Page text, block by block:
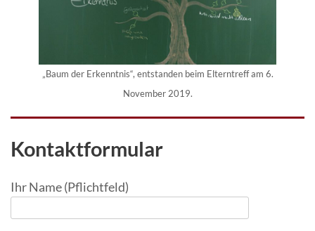
„Baum der Erkenntnis“, entstanden beim Elterntreff am 6.
November 2019.
Kontaktformular
Ihr Name (Pflichtfeld)